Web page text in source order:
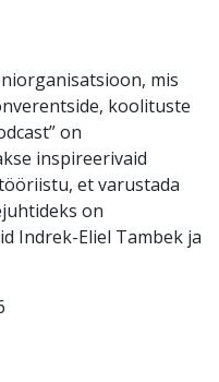
mis
koolituste
on
inspireerivaid
et varustada
on
Indrek-Eliel Tambek ja